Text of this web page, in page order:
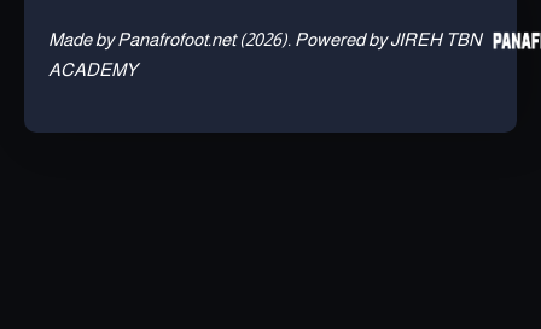
Made by Panafrofoot.net (2026). Powered by JIREH TBN
ACADEMY